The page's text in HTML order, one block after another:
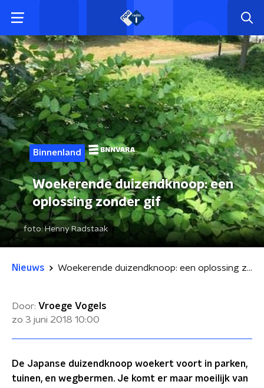
Binnenland
Woekerende duizendknoop: een
oplossing zonder gif
foto:Henny Radstaak
Nieuws Woekerende duizendknoop: een oplossing zonder gif
Door: Vroege Vogels
zo 3 juni 2018 10:00
De Japanse duizendknoop woekert voort in parken,
tuinen, en wegbermen. Je komt er maar moeilijk van